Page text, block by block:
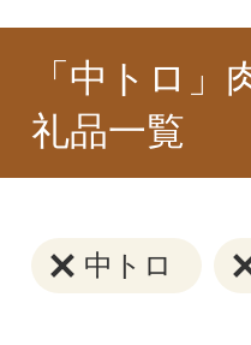
「中トロ
礼品一覧
中トロ